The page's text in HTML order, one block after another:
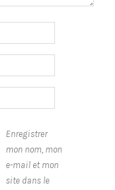
Enregistrer
mon nom, mon
e-mail et mon
site dans le